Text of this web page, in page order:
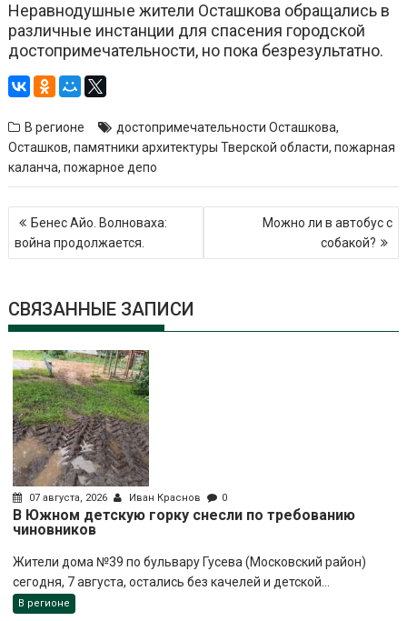
Неравнодушные жители Осташкова обращались в
различные инстанции для спасения городской
достопримечательности, но пока безрезультатно.
В регионе достопримечательности Осташкова,
Осташков,памятники архитектуры Тверской области,пожарная
каланча,пожарное депо
Навигация
по
записям
Бенес Айо. Волноваха:
война продолжается.
Можно ли в автобус с
собакой?
СВЯЗАННЫЕ ЗАПИСИ
07 августа, 2026 Иван Краснов 0
В Южном детскую горку снесли по требованию
чиновников
Жители дома №39 по бульвару Гусева (Московский район)
сегодня, 7 августа, остались без качелей и детской...
В регионе